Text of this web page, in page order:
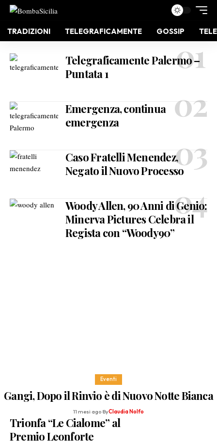
TRADIZIONI TELEGRAFICAMENTE GOSSIP
Telegraficamente Palermo –
Puntata 1
Emergenza, continua
emergenza
Caso Fratelli Menendez,
Negato il Nuovo Processo
Woody Allen, 90 Anni di Genio:
Minerva Pictures Celebra il
Regista con “Woody90”
Eventi
Gangi, Dopo il Rinvio è di Nuovo Notte Bianca
11 mesi ago ByClaudia Nolfo
Trionfa “Le Cialome” al
Premio Leonforte